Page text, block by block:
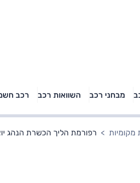
מבחני רכב השוואות רכב רכב
באיזה רכב פנאי נוסעת
מקומיות רפורמת הליך הכשרת הנהג